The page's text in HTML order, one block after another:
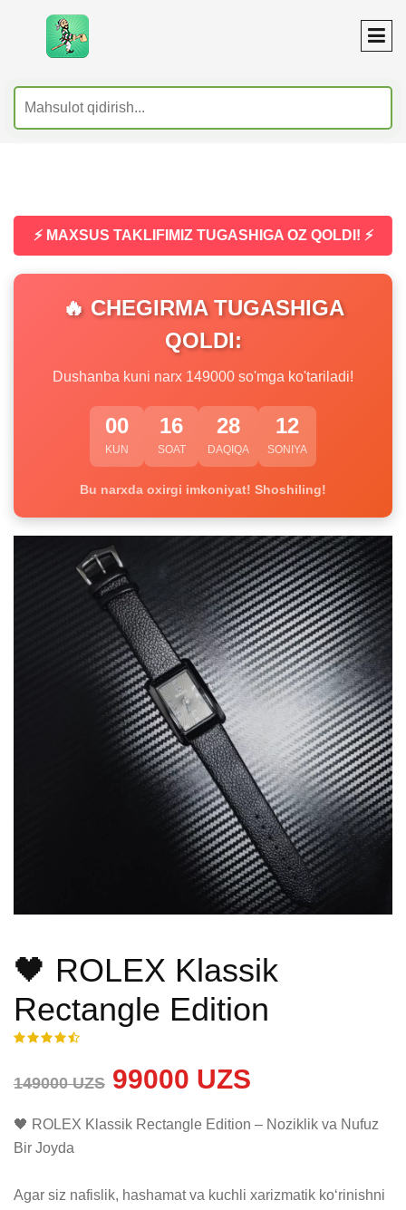
⚡ MAXSUS TAKLIFIMIZ TUGASHIGA OZ QOLDI! ⚡
🔥 CHEGIRMA TUGASHIGA
QOLDI:
Dushanba kuni narx 149000 so'mga ko'tariladi!
00
KUN
16
SOAT
28
DAQIQA
11
SONIYA
Bu narxda oxirgi imkoniyat! Shoshiling!
🖤 ROLEX Klassik
Rectangle Edition
149000 UZS 99000 UZS
🖤 ROLEX Klassik Rectangle Edition – Noziklik va Nufuz
Bir Joyda
Agar siz nafislik, hashamat va kuchli xarizmatik ko‘rinishni